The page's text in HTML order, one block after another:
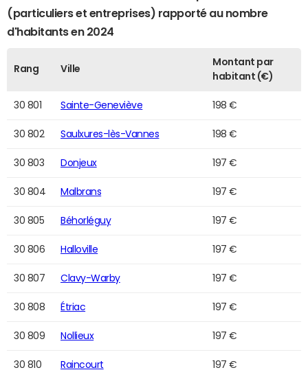
(particuliers et entreprises) rapporté au nombre
d'habitants en 2024
Rang Ville
Montant par
habitant (€)
30 801 Sainte-Geneviève 198 €
30 802 Saulxures-lès-Vannes 198 €
30 803 Donjeux 197 €
30 804 Malbrans 197 €
30 805 Béhorléguy 197 €
30 806 Halloville 197 €
30 807 Clavy-Warby 197 €
30 808 Étriac 197 €
30 809 Nollieux 197 €
30 810 Raincourt 197 €